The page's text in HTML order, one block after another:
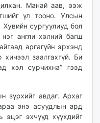
Манай аав, ээж
үл тооно. Улсын
сургуулиуд бол
англи хэлний багш
аргагүйн эрхэнд
хичээл заалгахгүй. Би
хэл сурчихна” гээд
зүрхийг авдаг. Архаг
энэ асуудлын ард
эхчүүд хүүхдийг